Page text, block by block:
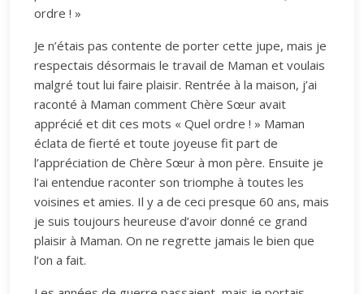
ordre ! »
Je n’étais pas contente de porter cette jupe, mais je
respectais désormais le travail de Maman et voulais
malgré tout lui faire plaisir. Rentrée à la maison, j’ai
raconté à Maman comment Chère Sœur avait
apprécié et dit ces mots « Quel ordre ! » Maman
éclata de fierté et toute joyeuse fit part de
l’appréciation de Chère Sœur à mon père. Ensuite je
l’ai entendue raconter son triomphe à toutes les
voisines et amies. Il y a de ceci presque 60 ans, mais
je suis toujours heureuse d’avoir donné ce grand
plaisir à Maman. On ne regrette jamais le bien que
l’on a fait.